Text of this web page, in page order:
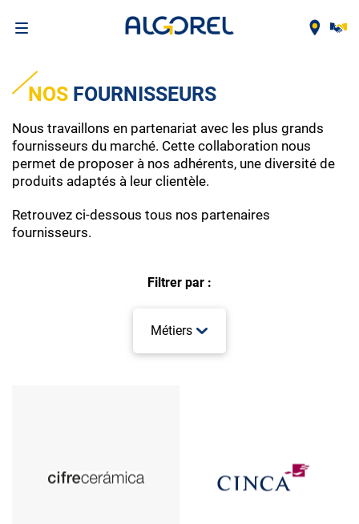
contenu
principal
NOS FOURNISSEURS
Nous travaillons en partenariat avec les plus grands
fournisseurs du marché. Cette collaboration nous
permet de proposer à nos adhérents, une diversité de
produits adaptés à leur clientèle.
Retrouvez ci-dessous tous nos partenaires
fournisseurs.
Filtrer par :
Métiers